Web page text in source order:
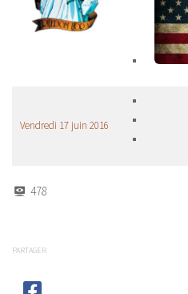
Vendredi 17 juin 2016
478
PARTAGER